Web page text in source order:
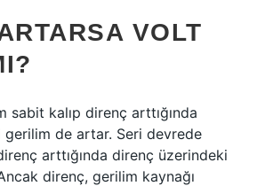
VOLT
sabit kalıp direnç arttığında
de artar. Seri devrede
arttığında direnç üzerindeki
direnç, gerilim kaynağı